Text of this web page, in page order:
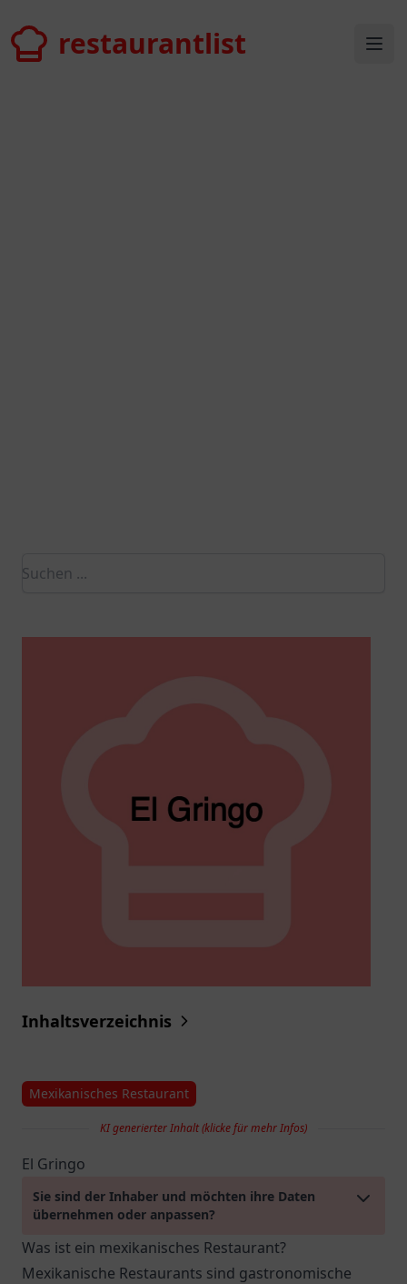
restaurantlistrestaurantlist
Inhaltsverzeichnis
Mexikanisches Restaurant
KI generierter Inhalt (klicke für mehr Infos)
El Gringo
Sie sind der Inhaber und möchten ihre Daten
übernehmen oder anpassen?
Was ist ein mexikanisches Restaurant?
Mexikanische Restaurants sind gastronomische